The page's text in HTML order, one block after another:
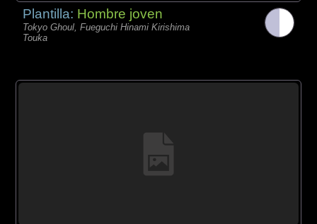
Plantilla: Hombre joven
Tokyo Ghoul, Fueguchi Hinami Kirishima
Touka